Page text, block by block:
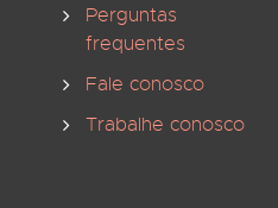
Perguntas
frequentes
Fale conosco
Trabalhe conosco